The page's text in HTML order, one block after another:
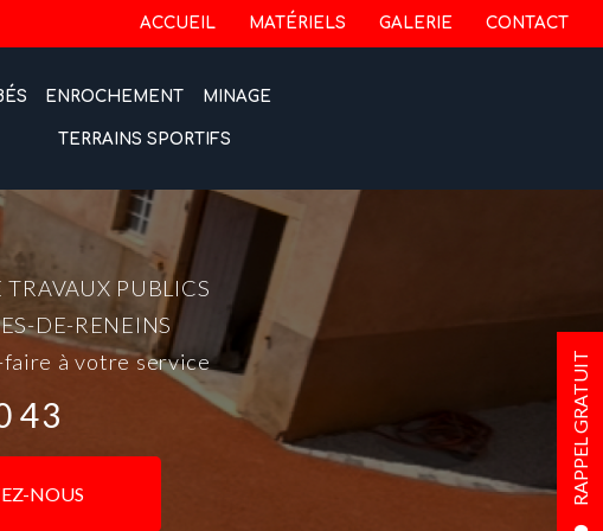
RAPPEL GRATUIT
secondaire
ACCUEIL MATÉRIELS GALERIE CONTACT
ENROCHEMENT MINAGE
TERRAINS SPORTIFS
TRAVAUX PUBLICS
DE-RENEINS
faire à votre service
43
NOUS